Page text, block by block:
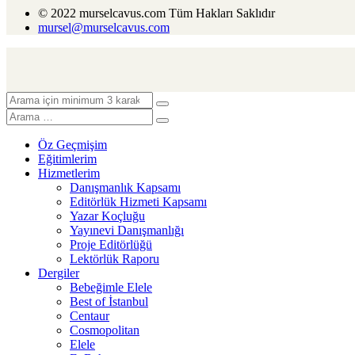
© 2022 murselcavus.com Tüm Hakları Saklıdır
mursel@murselcavus.com
Öz Geçmişim
Eğitimlerim
Hizmetlerim
Danışmanlık Kapsamı
Editörlük Hizmeti Kapsamı
Yazar Koçluğu
Yayınevi Danışmanlığı
Proje Editörlüğü
Lektörlük Raporu
Dergiler
Bebeğimle Elele
Best of İstanbul
Centaur
Cosmopolitan
Elele